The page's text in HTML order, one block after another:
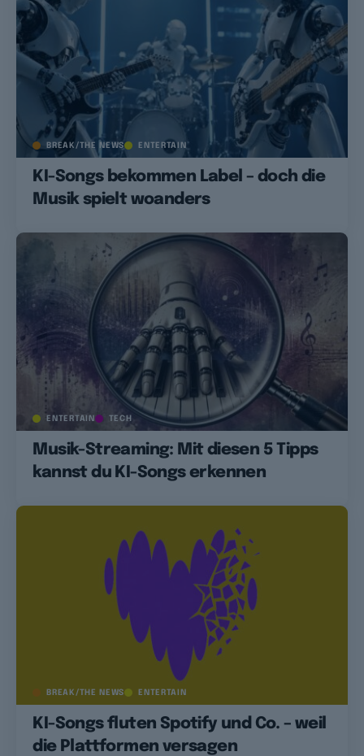
BREAK/THE NEWS ENTERTAIN
KI-Songs bekommen Label – doch die
Musik spielt woanders
ENTERTAIN TECH
Musik-Streaming: Mit diesen 5 Tipps
kannst du KI-Songs erkennen
BREAK/THE NEWS ENTERTAIN
KI-Songs fluten Spotify und Co. – weil
die Plattformen versagen